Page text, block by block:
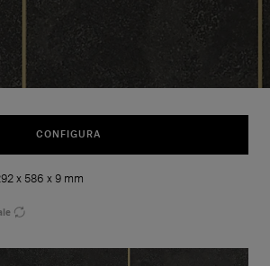
CONFIGURA
x 586 x 9 mm